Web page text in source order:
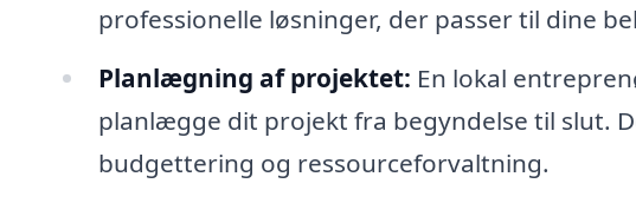
professionelle løsninger, der passer til dine
Planlægning af projektet: En lokal
planlægge dit projekt fra begyndelse til slut.
budgettering og ressourceforvaltning.